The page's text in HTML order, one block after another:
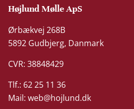
Højlund Mølle ApS
Ørbækvej 268B
5892 Gudbjerg, Danmark
CVR: 38848429
Tlf.: 62 25 11 36
Mail:web@hojlund.dk